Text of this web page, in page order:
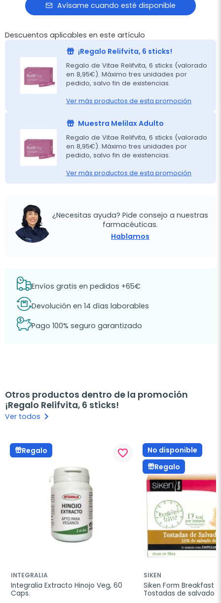
Avísame cuando esté disponible
Descuentos aplicables en este artículo
¡Regalo Relifvita, 6 sticks!
Regalo de Vitae Relifvita, 6 sticks (valorado
en 8,95€). Máximo tres unidades por
pedido, salvo fin de existencias.
Ver más productos de esta promoción
Muestra Melilax Adulto
Regalo de Vitae Relifvita, 6 sticks (valorado
en 8,95€). Máximo tres unidades por
pedido, salvo fin de existencias.
Ver más productos de esta promoción
¿Necesitas ayuda? Pide consejo a nuestras
farmacéuticas.
Hablamos
Envíos gratis en pedidos +65€
Devolución en 14 días laborables
Pago 100% seguro garantizado
Otros productos dentro de la promoción
¡Regalo Relifvita, 6 sticks!
Ver todos keyboard_arrow_right
Regalo favorite_border
INTEGRALIA
Integralia Extracto Hinojo Veg, 60
Caps.
No disponible
Regalo
SIKEN
Siken Form Breakfast
Tostadas de salvado